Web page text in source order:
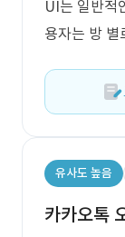
UI는 일반적
용자는 방 별
유사도 높음
카카오톡